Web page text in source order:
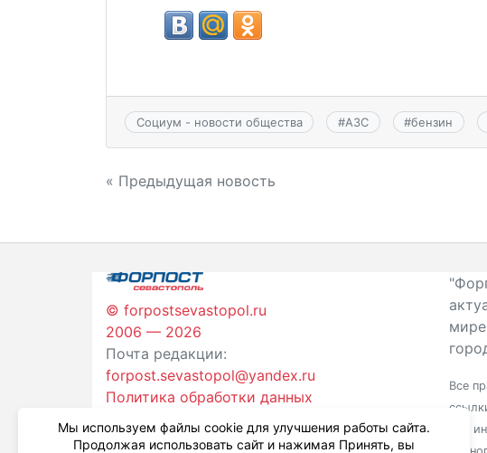
Социум - новости общества #АЗС #бензин
Навигация
записям
« Предыдущая новость
© forpostsevastopol.ru
2006 — 2026
Почта редакции:
forpost.sevastopol@yandex.ru
Политика обработки данных
Все
для
Мы используем файлы cookie для улучшения работы сайта.
Продолжая использовать сайт и нажимая Принять, вы